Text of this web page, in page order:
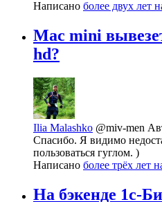
Написано более двух лет
Mac mini
hd?
Ilia Malashko @miv-men
Спасибо. Я видимо
пользоваться гуглом. )
Написано более трёх лет
На бэкенде 1с-